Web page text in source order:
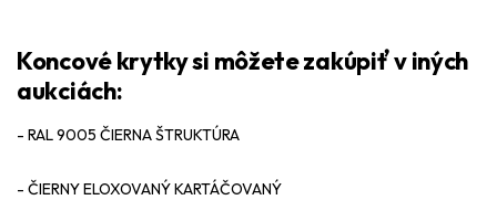
Koncové krytky si môžete zakúpiť v iných
aukciách:
- RAL 9005 ČIERNA ŠTRUKTÚRA
- ČIERNY ELOXOVANÝ KARTÁČOVANÝ